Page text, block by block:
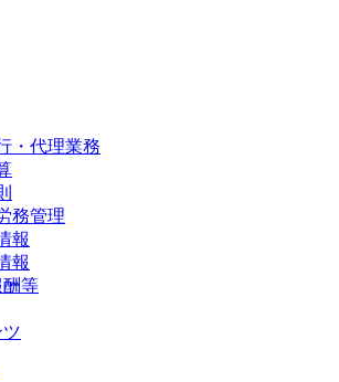
・代理業務
務管理
報
報
等